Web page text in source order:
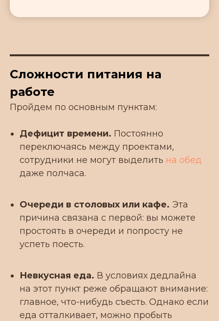
Сложности питания на
работе
Пройдем по основным пунктам:
Дефицит времени. Постоянно
переключаясь между проектами,
сотрудники не могут выделить на обед
даже полчаса.
Очереди в столовых или кафе. Эта
причина связана с первой: вы можете
простоять в очереди и попросту не
успеть поесть.
Невкусная еда. В условиях дедлайна
на этот пункт реже обращают внимание:
главное, что-нибудь съесть. Однако если
еда отталкивает, можно пробыть